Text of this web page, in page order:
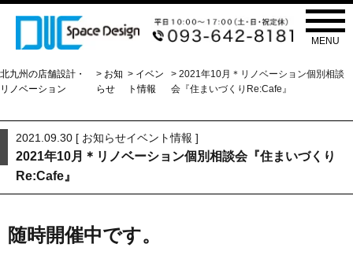
MENU
NEWS
北九州の店舗設計・
リノベーション
> お知
らせ
> イベン
ト情報
> 2021年10月＊リノベーション個別相談
会『住まいづくりRe:Cafe』
2021.09.30 [ お知らせイベント情報 ]
2021年10月＊リノベーション個別相談会『住まいづくり
Re:Cafe』
随時開催中です。